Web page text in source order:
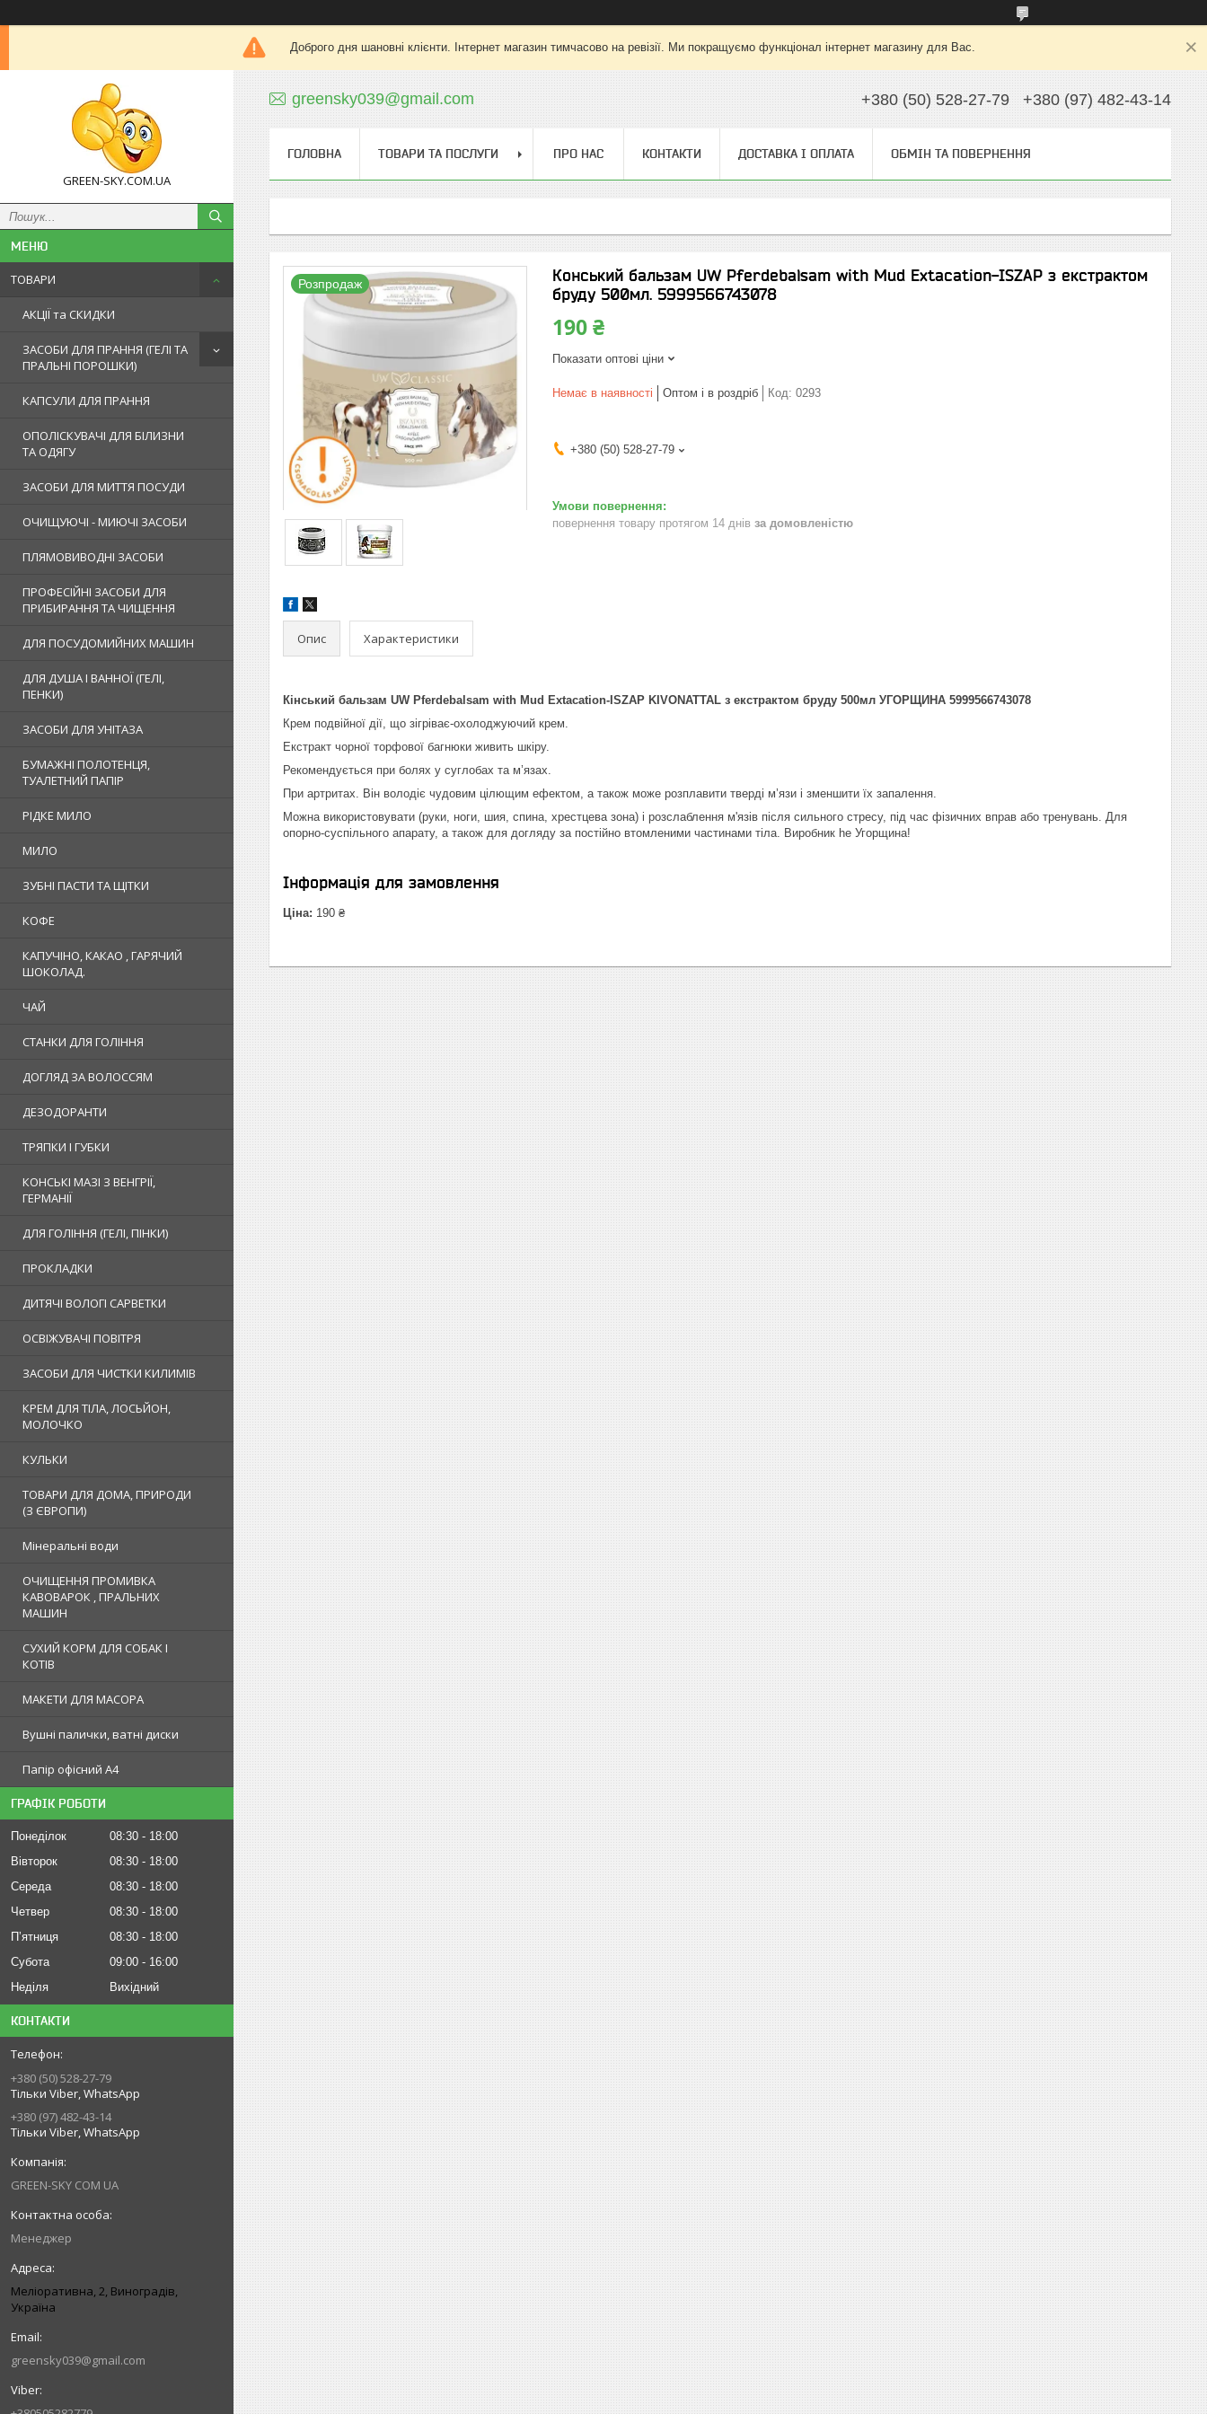
Доброго дня шановні клієнти. Інтернет магазин тимчасово на ревізії. Ми покращуємо функціонал інтернет магазину для Вас.
GREEN-SKY.COM.UA
ТОВАРИ
АКЦІЇ та СКИДКИ
ЗАСОБИ ДЛЯ ПРАННЯ (ГЕЛІ ТА
ПРАЛЬНІ ПОРОШКИ)
КАПСУЛИ ДЛЯ ПРАННЯ
ОПОЛІСКУВАЧІ ДЛЯ БІЛИЗНИ
ТА ОДЯГУ
ЗАСОБИ ДЛЯ МИТТЯ ПОСУДИ
ОЧИЩУЮЧІ - МИЮЧІ ЗАСОБИ
ПЛЯМОВИВОДНІ ЗАСОБИ
ПРОФЕСІЙНІ ЗАСОБИ ДЛЯ
ПРИБИРАННЯ ТА ЧИЩЕННЯ
ДЛЯ ПОСУДОМИЙНИХ МАШИН
ДЛЯ ДУША І ВАННОЇ (ГЕЛІ,
ПЕНКИ)
ЗАСОБИ ДЛЯ УНІТАЗА
БУМАЖНІ ПОЛОТЕНЦЯ,
ТУАЛЕТНИЙ ПАПІР
РІДКЕ МИЛО
МИЛО
ЗУБНІ ПАСТИ ТА ЩІТКИ
КОФЕ
КАПУЧІНО, КАКАО , ГАРЯЧИЙ
ШОКОЛАД.
ЧАЙ
СТАНКИ ДЛЯ ГОЛІННЯ
ДОГЛЯД ЗА ВОЛОССЯМ
ДЕЗОДОРАНТИ
ТРЯПКИ І ГУБКИ
КОНСЬКІ МАЗІ З ВЕНГРІЇ,
ГЕРМАНІЇ
ДЛЯ ГОЛІННЯ (ГЕЛІ, ПІНКИ)
ПРОКЛАДКИ
ДИТЯЧІ ВОЛОГІ САРВЕТКИ
ОСВІЖУВАЧІ ПОВІТРЯ
ЗАСОБИ ДЛЯ ЧИСТКИ КИЛИМІВ
КРЕМ ДЛЯ ТІЛА, ЛОСЬЙОН,
МОЛОЧКО
КУЛЬКИ
ТОВАРИ ДЛЯ ДОМА, ПРИРОДИ
(З ЄВРОПИ)
Мінеральні води
ОЧИЩЕННЯ ПРОМИВКА
КАВОВАРОК , ПРАЛЬНИХ
МАШИН
СУХИЙ КОРМ ДЛЯ СОБАК І
КОТІВ
МАКЕТИ ДЛЯ МАСОРА
Вушні палички, ватні диски
Папір офісний А4
ГРАФІК РОБОТИ
Понеділок 08:30
18:00
Вівторок
08:30
18:00
Середа
08:30
18:00
Четвер
08:30
18:00
Пʼятниця
08:30
18:00
Субота
09:00
16:00
Неділя
Вихідний
КОНТАКТИ
+380 (50) 528-27-79
Тільки Viber, WhatsApp
+380 (97) 482-43-14
Тільки Viber, WhatsApp
GREEN-SKY COM UA
Менеджер
Меліоративна, 2, Виноградів,
Україна
greensky039@gmail.com
greensky039@gmail.com +380 (50) 528-27-79 +380 (97) 482-43-14
ГОЛОВНА ТОВАРИ ТА ПОСЛУГИ ПРО НАС КОНТАКТИ ДОСТАВКА І ОПЛАТА ОБМІН ТА ПОВЕРНЕННЯ
Розпродаж
Конський бальзам UW Pferdebalsam with Mud Extacation-ISZAP з екстрактом
бруду 500мл. 5999566743078
190 ₴
Показати оптові ціни
Немає в наявності Оптом і в роздріб Код: 0293
+380 (50) 528-27-79
повернення товару протягом 14 днів за домовленістю
Опис Характеристики
Кінський бальзам UW Pferdebalsam with Mud Extacation-ISZAP KIVONATTAL з екстрактом бруду 500мл УГОРЩИНА 5999566743078
Крем подвійної дії, що зігріває-охолоджуючий крем.
Екстракт чорної торфової багнюки живить шкіру.
Рекомендується при болях у суглобах та м’язах.
При артритах. Він володіє чудовим цілющим ефектом, а також може розплавити тверді м’язи і зменшити їх запалення.
Можна використовувати (руки, ноги, шия, спина, хрестцева зона) і розслаблення м'язів після сильного стресу, під час фізичних вправ або тренувань. Для
опорно-суспільного апарату, а також для догляду за постійно втомленими частинами тіла. Виробник he Угорщина!
Інформація для замовлення
Ціна: 190 ₴